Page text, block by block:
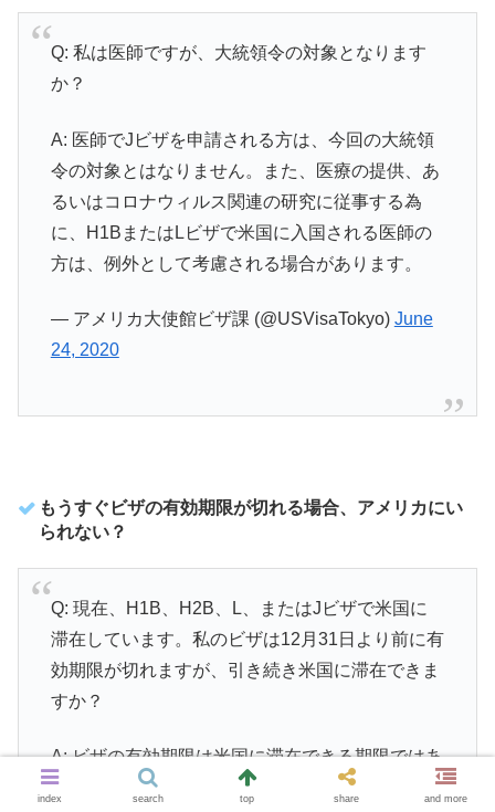
Q: 私は医師ですが、大統領令の対象となります
か？
A: 医師でJビザを申請される方は、今回の大統領
令の対象とはなりません。また、医療の提供、あ
るいはコロナウィルス関連の研究に従事する為
に、H1BまたはLビザで米国に入国される医師の
方は、例外として考慮される場合があります。
— アメリカ大使館ビザ課 (@USVisaTokyo) June
24, 2020
もうすぐビザの有効期限が切れる場合、アメリカにい
られない？
Q: 現在、H1B、H2B、L、またはJビザで米国に
滞在しています。私のビザは12月31日より前に有
効期限が切れますが、引き続き米国に滞在できま
すか？
A: ビザの有効期限は米国に滞在できる期限ではあ
りません。滞在資格の延長に関する質問は、移民
index search top share and more